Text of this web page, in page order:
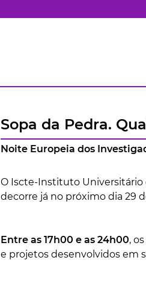
Sopa da Pedra.
Noite Europeia dos
O Iscte-Instituto Universitário
decorre já no próximo dia 29
Entre as 17h00 e as 24h00,
e projetos desenvolvidos em